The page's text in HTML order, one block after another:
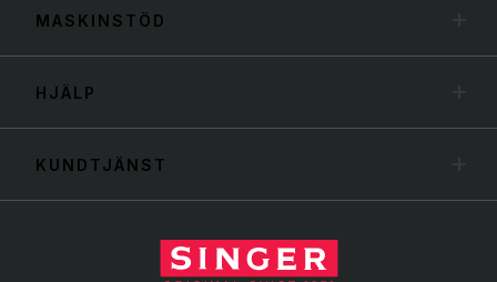
MASKINSTÖD
HJÄLP
KUNDTJÄNST